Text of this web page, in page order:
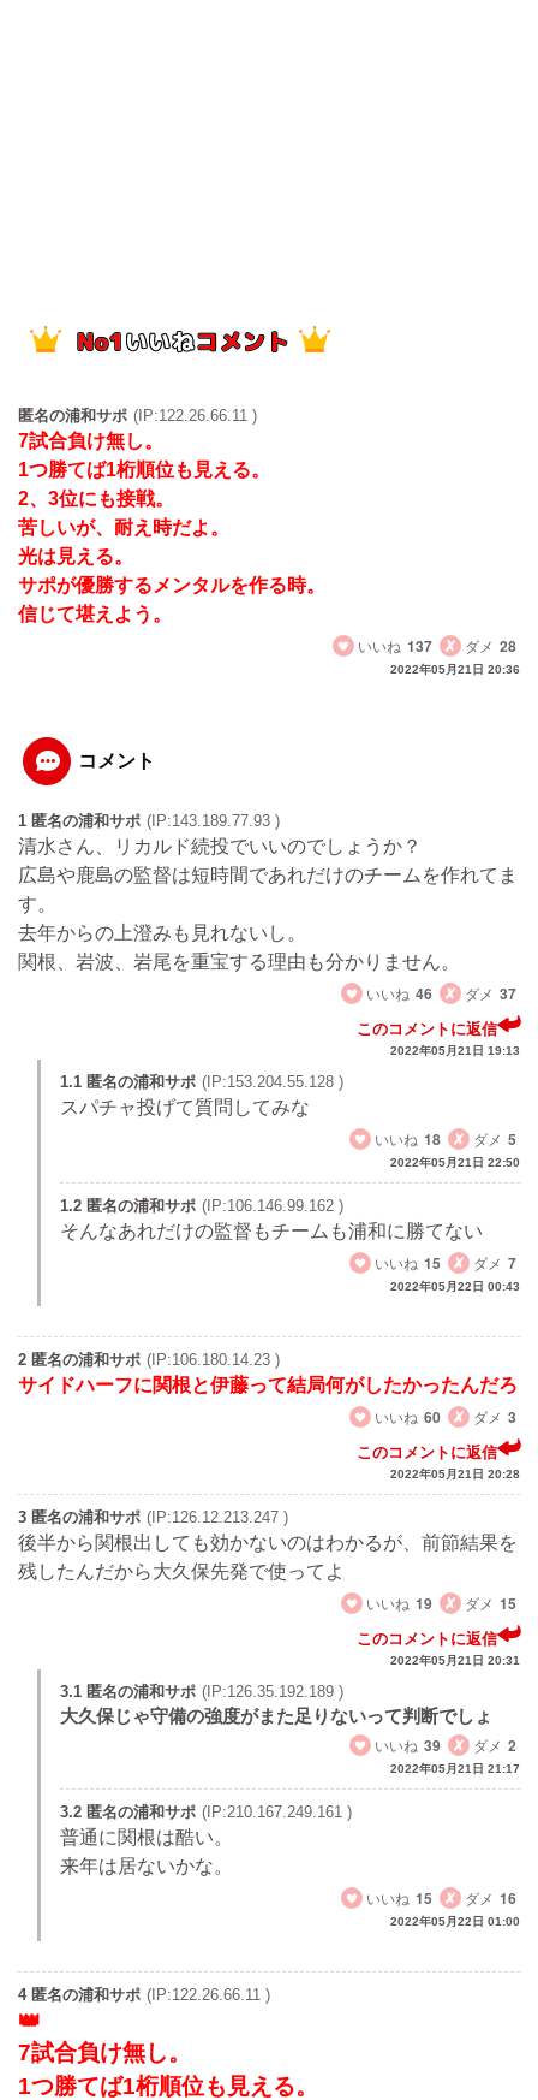
匿名の浦和サポ (IP:122.26.66.11 )
7試合負け無し。
1つ勝てば1桁順位も見える。
2、3位にも接戦。
苦しいが、耐え時だよ。
光は見える。
サポが優勝するメンタルを作る時。
信じて堪えよう。
いいね 137 ダメ 28
2022年05月21日 20:36
コメント
1 匿名の浦和サポ (IP:143.189.77.93 )
清水さん、リカルド続投でいいのでしょうか？
広島や鹿島の監督は短時間であれだけのチームを作れてま
す。
去年からの上澄みも見れないし。
関根、岩波、岩尾を重宝する理由も分かりません。
いいね 46 ダメ 37
このコメントに返信
2022年05月21日 19:13
1.1 匿名の浦和サポ (IP:153.204.55.128 )
スパチャ投げて質問してみな
いいね 18 ダメ 5
2022年05月21日 22:50
1.2 匿名の浦和サポ (IP:106.146.99.162 )
そんなあれだけの監督もチームも浦和に勝てない
いいね 15 ダメ 7
2022年05月22日 00:43
2 匿名の浦和サポ (IP:106.180.14.23 )
サイドハーフに関根と伊藤って結局何がしたかったんだろ
いいね 60 ダメ 3
このコメントに返信
2022年05月21日 20:28
3 匿名の浦和サポ (IP:126.12.213.247 )
後半から関根出しても効かないのはわかるが、前節結果を
残したんだから大久保先発で使ってよ
いいね 19 ダメ 15
このコメントに返信
2022年05月21日 20:31
3.1 匿名の浦和サポ (IP:126.35.192.189 )
大久保じゃ守備の強度がまた足りないって判断でしょ
いいね 39 ダメ 2
2022年05月21日 21:17
3.2 匿名の浦和サポ (IP:210.167.249.161 )
普通に関根は酷い。
来年は居ないかな。
いいね 15 ダメ 16
2022年05月22日 01:00
4 匿名の浦和サポ (IP:122.26.66.11 )
7試合負け無し。
1つ勝てば1桁順位も見える。